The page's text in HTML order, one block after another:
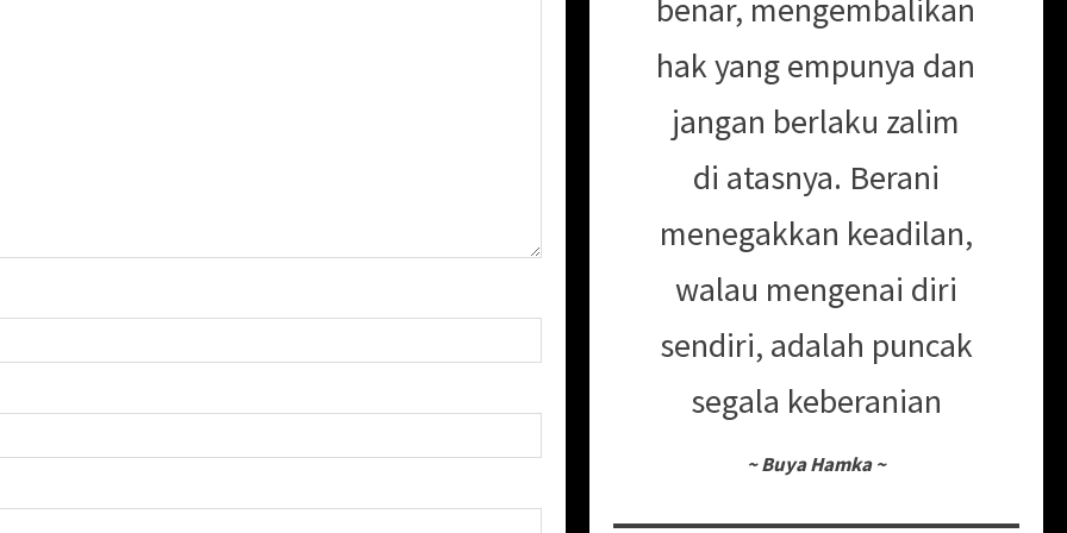
benar, mengembalikan
hak yang empunya dan
jangan berlaku zalim
di atasnya. Berani
menegakkan keadilan,
walau mengenai diri
sendiri, adalah puncak
segala keberanian
~Buya Hamka ~